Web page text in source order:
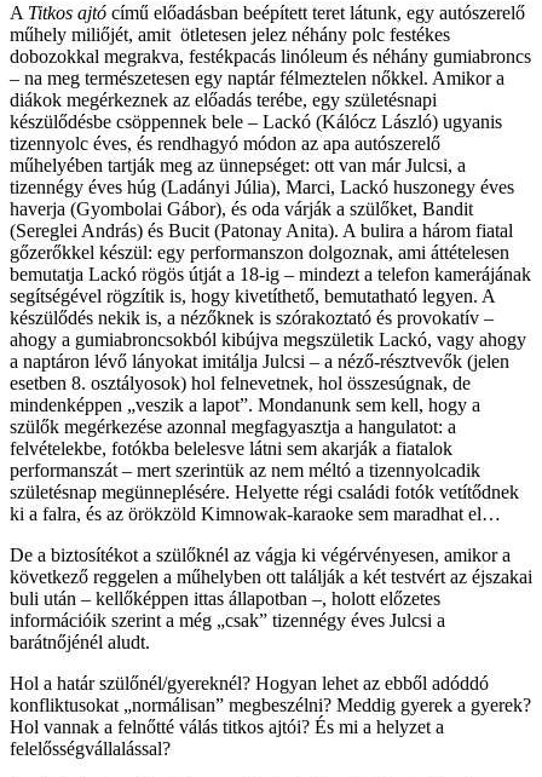
A Titkos ajtó című előadásban beépített teret látunk, egy autószerelő
műhely miliőjét, amit ötletesen jelez néhány polc festékes
dobozokkal megrakva, festékpacás linóleum és néhány gumiabroncs
– na meg természetesen egy naptár félmeztelen nőkkel. Amikor a
diákok megérkeznek az előadás terébe, egy születésnapi
készülődésbe csöppennek bele – Lackó (Kálócz László) ugyanis
tizennyolc éves, és rendhagyó módon az apa autószerelő
műhelyében tartják meg az ünnepséget: ott van már Julcsi, a
tizennégy éves húg (Ladányi Júlia), Marci, Lackó huszonegy éves
haverja (Gyombolai Gábor), és oda várják a szülőket, Bandit
(Sereglei András) és Bucit (Patonay Anita). A bulira a három fiatal
gőzerőkkel készül: egy performanszon dolgoznak, ami áttételesen
bemutatja Lackó rögös útját a 18-ig – mindezt a telefon kamerájának
segítségével rögzítik is, hogy kivetíthető, bemutatható legyen. A
készülődés nekik is, a nézőknek is szórakoztató és provokatív –
ahogy a gumiabroncsokból kibújva megszületik Lackó, vagy ahogy
a naptáron lévő lányokat imitálja Julcsi – a néző-résztvevők (jelen
esetben 8. osztályosok) hol felnevetnek, hol összesúgnak, de
mindenképpen „veszik a lapot”. Mondanunk sem kell, hogy a
szülők megérkezése azonnal megfagyasztja a hangulatot: a
felvételekbe, fotókba belelesve látni sem akarják a fiatalok
performanszát – mert szerintük az nem méltó a tizennyolcadik
születésnap megünneplésére. Helyette régi családi fotók vetítődnek
ki a falra, és az örökzöld Kimnowak-karaoke sem maradhat el…
De a biztosítékot a szülőknél az vágja ki végérvényesen, amikor a
következő reggelen a műhelyben ott találják a két testvért az éjszakai
buli után – kellőképpen ittas állapotban –, holott előzetes
információik szerint a még „csak” tizennégy éves Julcsi a
barátnőjénél aludt.
Hol a határ szülőnél/gyereknél? Hogyan lehet az ebből adóddó
konfliktusokat „normálisan” megbeszélni? Meddig gyerek a gyerek?
Hol vannak a felnőtté válás titkos ajtói? És mi a helyzet a
felelősségvállalással?